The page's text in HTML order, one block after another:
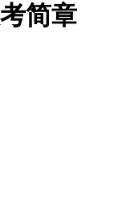
简章